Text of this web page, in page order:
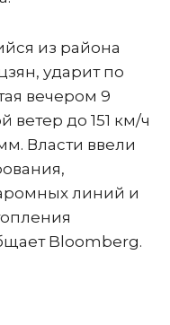
из района
ударит по
вечером 9
ветер до 151 км/ч
Власти ввели
линий и
Bloomberg.